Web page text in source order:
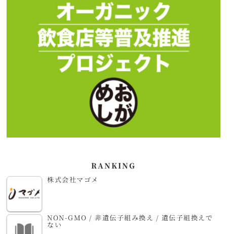
RANKING
株式会社マゴメ
NON-GMO / 非遺伝子組み換え / 遺伝子組換えで
ない